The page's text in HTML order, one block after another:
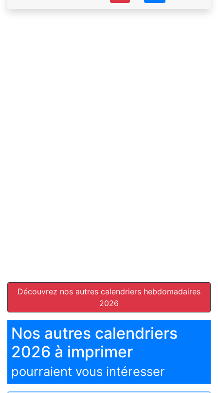
Découvrez nos autres calendriers hebdomadaires
2026
Nos autres calendriers
2026 à imprimer
pourraient vous intéresser